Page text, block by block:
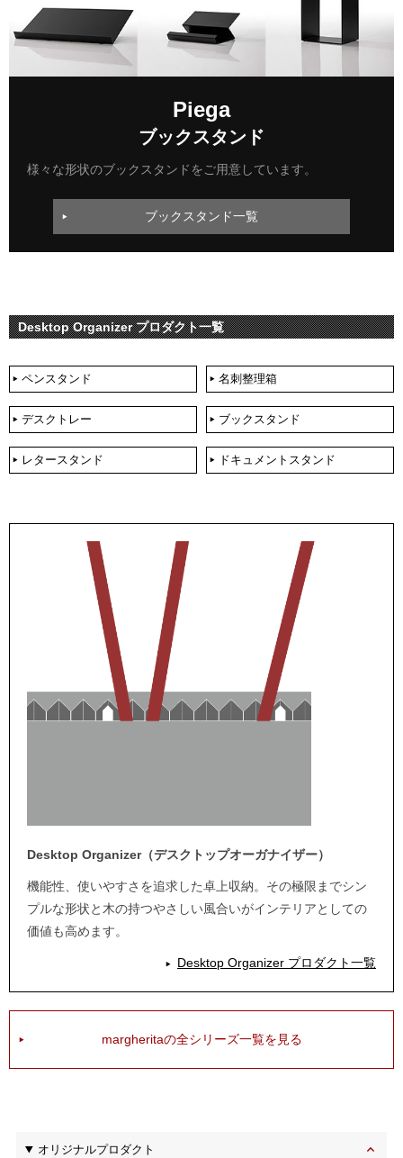
Piega
ブックスタンド
様々な形状のブックスタンドをご用意しています。
ブックスタンド一覧
Desktop Organizer プロダクト一覧
ペンスタンド 名刺整理箱
デスクトレー ブックスタンド
レタースタンド ドキュメントスタンド
Desktop Organizer（デスクトップオーガナイザー）
機能性、使いやすさを追求した卓上収納。その極限までシン
プルな形状と木の持つやさしい風合いがインテリアとしての
価値も高めます。
Desktop Organizer プロダクト一覧
margheritaの全シリーズ一覧を見る
オリジナルプロダクト